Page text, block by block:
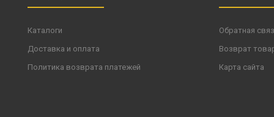
Каталоги
Доставка и оплата
Политика возврата платежей
Обратная
Возврат
Карта сайта